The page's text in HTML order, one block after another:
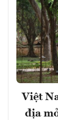
Việt
địa